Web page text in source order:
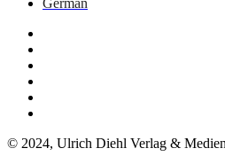
© 2024, Ulrich Diehl Verlag &